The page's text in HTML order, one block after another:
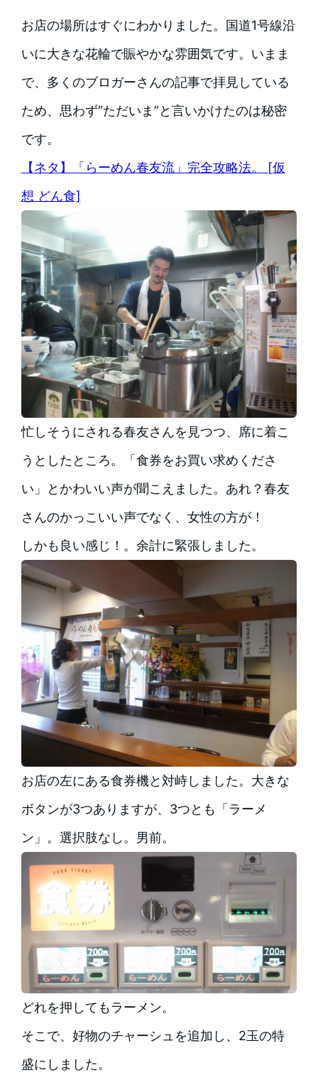
お店の場所はすぐにわかりました。国道1号線沿
いに大きな花輪で賑やかな雰囲気です。いまま
で、多くのブロガーさんの記事で拝見している
ため、思わず”ただいま”と言いかけたのは秘密
です。
【ネタ】「らーめん春友流」完全攻略法。 [仮
想 どん食]
忙しそうにされる春友さんを見つつ、席に着こ
うとしたところ。「食券をお買い求めくださ
い」とかわいい声が聞こえました。あれ？春友
さんのかっこいい声でなく、女性の方が！
しかも良い感じ！。余計に緊張しました。
お店の左にある食券機と対峙しました。大きな
ボタンが3つありますが、3つとも「ラーメ
ン」。選択肢なし。男前。
どれを押してもラーメン。
そこで、好物のチャーシュを追加し、2玉の特
盛にしました。